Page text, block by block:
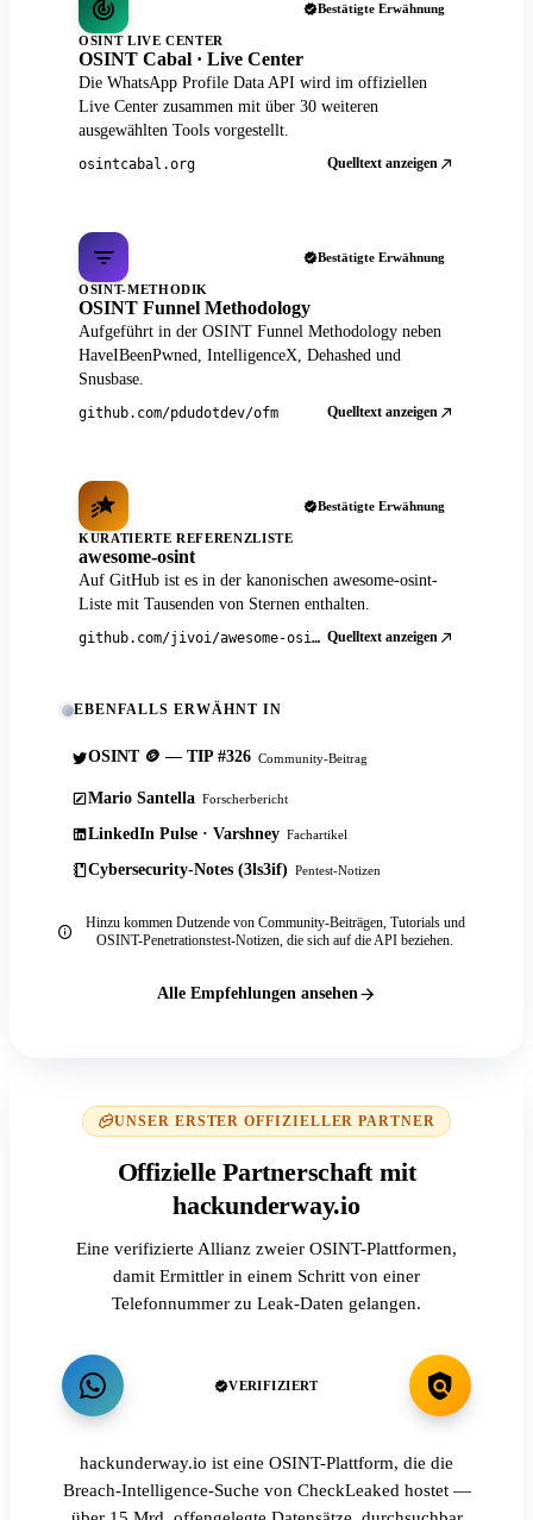
Bestätigte Erwähnung
OSINT LIVE CENTER
OSINT Cabal · Live Center
Die WhatsApp Profile Data API wird im offiziellen
Live Center zusammen mit über 30 weiteren
ausgewählten Tools vorgestellt.
osintcabal.org Quelltext anzeigen
Bestätigte Erwähnung
OSINT-METHODIK
OSINT Funnel Methodology
Aufgeführt in der OSINT Funnel Methodology neben
HaveIBeenPwned, IntelligenceX, Dehashed und
Snusbase.
github.com/pdudotdev/ofm Quelltext anzeigen
Bestätigte Erwähnung
KURATIERTE REFERENZLISTE
awesome-osint
Auf GitHub ist es in der kanonischen awesome-osint-
Liste mit Tausenden von Sternen enthalten.
github.com/jivoi/awesome-osint Quelltext anzeigen
EBENFALLS ERWÄHNT IN
OSINT 🪙 — TIP #326 Community-Beitrag
Mario Santella Forscherbericht
LinkedIn Pulse · Varshney Fachartikel
Cybersecurity-Notes (3ls3if) Pentest-Notizen
Hinzu kommen Dutzende von Community-Beiträgen, Tutorials und
OSINT-Penetrationstest-Notizen, die sich auf die API beziehen.
Alle Empfehlungen ansehen
UNSER ERSTER OFFIZIELLER PARTNER
Offizielle Partnerschaft mit
hackunderway.io
Eine verifizierte Allianz zweier OSINT-Plattformen,
damit Ermittler in einem Schritt von einer
Telefonnummer zu Leak-Daten gelangen.
VERIFIZIERT
hackunderway.io ist eine OSINT-Plattform, die die
Breach-Intelligence-Suche von CheckLeaked hostet —